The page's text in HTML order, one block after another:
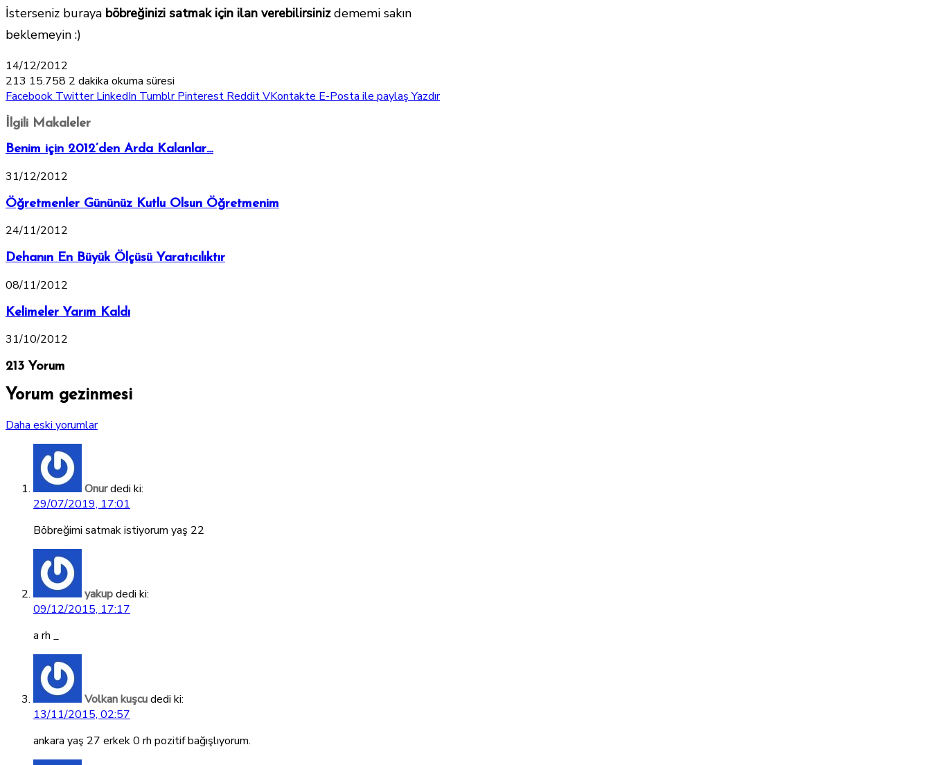
İsterseniz buraya böbreğinizi satmak için ilan verebilirsinizdememi sakın
beklemeyin :)
14/12/2012
213 15.758 2 dakika okuma süresi
Facebook Twitter LinkedIn Tumblr Pinterest RedditVKontakte E-Posta ile paylaş Yazdır
İlgili Makaleler
Benim için 2012’den Arda Kalanlar…
31/12/2012
Öğretmenler Gününüz Kutlu Olsun Öğretmenim
24/11/2012
Dehanın En Büyük Ölçüsü Yaratıcılıktır
08/11/2012
Kelimeler Yarım Kaldı
31/10/2012
213 Yorum
Yorum gezinmesi
Daha eski yorumlar
Onurdedi ki:
29/07/2019, 17:01
Böbreğimi satmak istiyorum yaş 22
yakupdedi ki:
09/12/2015, 17:17
a rh _
Volkan kuşcudedi ki:
13/11/2015, 02:57
ankara yaş 27 erkek 0 rh pozitif bağışlıyorum.